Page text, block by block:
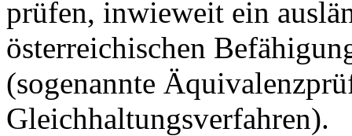
prüfen, inwieweit ein
österreichischen
(sogenannte
Gleichhaltungsverfahren).